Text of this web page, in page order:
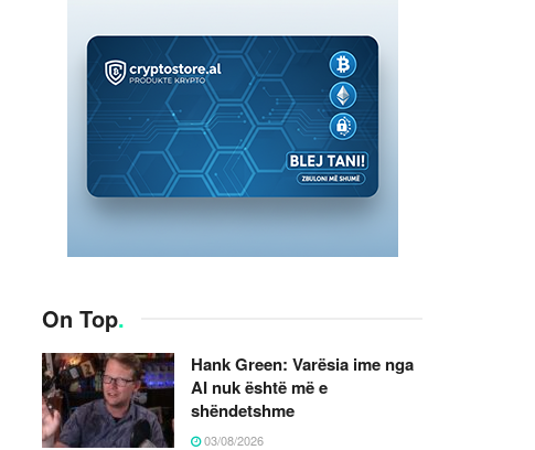
On Top.
Hank Green: Varësia ime nga
AI nuk është më e
shëndetshme
03/08/2026